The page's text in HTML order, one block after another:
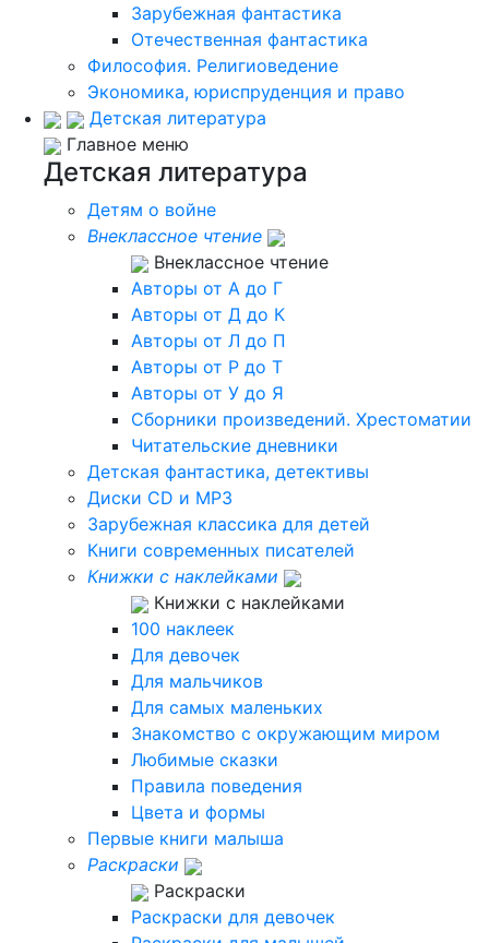
Зарубежная фантастика
Отечественная фантастика
Философия. Религиоведение
Экономика, юриспруденция и право
Детская литература
Главное меню
Детская литература
Детям о войне
Внеклассное чтение
Внеклассное чтение
Авторы от А до Г
Авторы от Д до К
Авторы от Л до П
Авторы от Р до Т
Авторы от У до Я
Сборники произведений. Хрестоматии
Читательские дневники
Детская фантастика, детективы
Диски CD и MP3
Зарубежная классика для детей
Книги современных писателей
Книжки с наклейками
Книжки с наклейками
100 наклеек
Для девочек
Для мальчиков
Для самых маленьких
Знакомство с окружающим миром
Любимые сказки
Правила поведения
Цвета и формы
Первые книги малыша
Раскраски
Раскраски
Раскраски для девочек